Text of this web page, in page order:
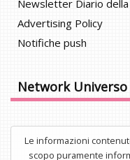
Newsletter Diario
Advertising Policy
Notifiche push
Network Universo
Le informazioni
scopo puramente